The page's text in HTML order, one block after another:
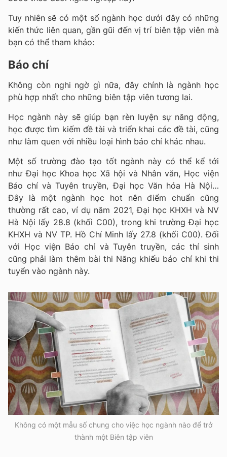
Tuy nhiên sẽ có một số ngành học dưới đây có những
kiến thức liên quan, gần gũi đến vị trí biên tập viên mà
bạn có thể tham khảo:
Báo chí
Không còn nghi ngờ gì nữa, đây chính là ngành học
phù hợp nhất cho những biên tập viên tương lai.
Học ngành này sẽ giúp bạn rèn luyện sự năng động,
học được tìm kiếm đề tài và triển khai các đề tài, cũng
như làm quen với nhiều loại hình báo chí khác nhau.
Một số trường đào tạo tốt ngành này có thể kể tới
như Đại học Khoa học Xã hội và Nhân văn, Học viện
Báo chí và Tuyên truyền, Đại học Văn hóa Hà Nội…
Đây là một ngành học hot nên điểm chuẩn cũng
thường rất cao, ví dụ năm 2021, Đại học KHXH và NV
Hà Nội lấy 28.8 (khối C00), trong khi trường Đại học
KHXH và NV TP. Hồ Chí Minh lấy 27.8 (khối C00). Đối
với Học viện Báo chí và Tuyên truyền, các thí sinh
cũng phải làm thêm bài thi Năng khiếu báo chí khi thi
tuyển vào ngành này.
Không có một mẫu số chung cho việc học ngành nào để trở
thành một Biên tập viên